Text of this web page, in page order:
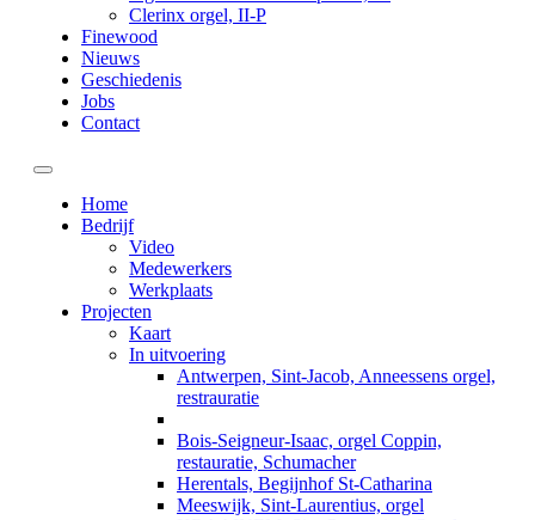
Clerinx orgel, II-P
Finewood
Nieuws
Geschiedenis
Jobs
Contact
Toggle navigation
Home
Bedrijf
Video
Medewerkers
Werkplaats
Projecten
Kaart
In uitvoering
Antwerpen, Sint-Jacob, Anneessens orgel,
restrauratie
Bois-Seigneur-Isaac, orgel Coppin,
restauratie, Schumacher
Herentals, Begijnhof St-Catharina
Meeswijk, Sint-Laurentius, orgel